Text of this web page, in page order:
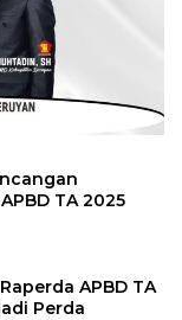
TA 2025
APBD TA
Perda